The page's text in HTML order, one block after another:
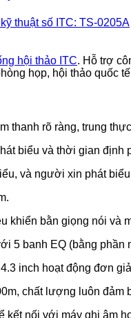
hội thảo ITC. Hỗ trợ
họp, hội thảo quốc
thanh rõ ràng, trung
biểu và thời gian định
và người xin phát
khiển bằn giọng nói và
5 banh EQ (bằng
inch hoạt động đơn
chất lượng luôn đảm
kết nối với máy ghi âm